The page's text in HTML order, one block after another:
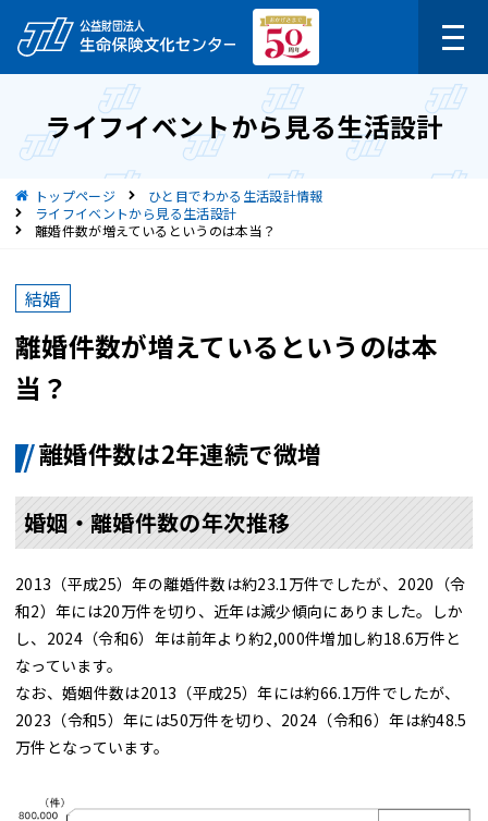
ライフイベントから見る生活設計
現在位置トップページ
ひと目でわかる生活設計情報
ライフイベントから見る生活設計
離婚件数が増えているというのは本当？
結婚
離婚件数が増えているというのは本
当？
離婚件数は2年連続で微増
婚姻・離婚件数の年次推移
2013（平成25）年の離婚件数は約23.1万件でしたが、2020（令
和2）年には20万件を切り、近年は減少傾向にありました。しか
し、2024（令和6）年は前年より約2,000件増加し約18.6万件と
なっています。
なお、婚姻件数は2013（平成25）年には約66.1万件でしたが、
2023（令和5）年には50万件を切り、2024（令和6）年は約48.5
万件となっています。